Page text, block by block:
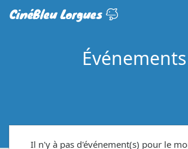
CinéBleu Lorgues
Événements
Il n'y à pas d'événement(s) pour le